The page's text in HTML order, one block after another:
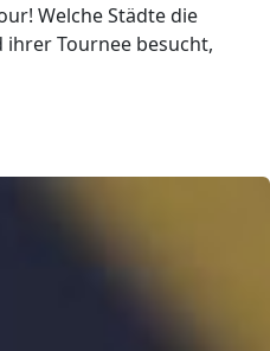
Welche Städte die
Tournee besucht,